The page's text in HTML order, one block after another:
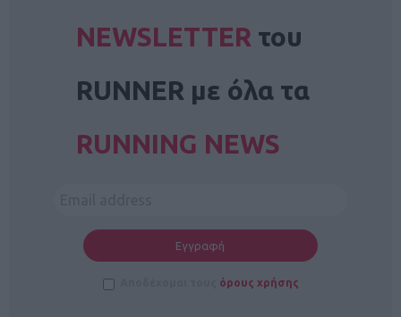
NEWSLETTER του
RUNNER με όλα τα
RUNNING NEWS
όρους χρήσης